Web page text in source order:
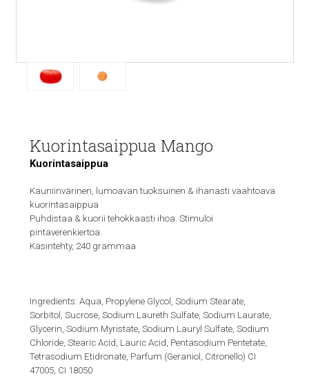
Kuorintasaippua Mango
Kuorintasaippua
Kauniinvärinen, lumoavan tuoksuinen & ihanasti vaahtoava
kuorintasaippua
Puhdistaa & kuorii tehokkaasti ihoa. Stimuloi
pintaverenkiertoa.
Käsintehty, 240 grammaa
Ingredients: Aqua, Propylene Glycol, Sodium Stearate,
Sorbitol, Sucrose, Sodium Laureth Sulfate, Sodium Laurate,
Glycerin, Sodium Myristate, Sodium Lauryl Sulfate, Sodium
Chloride, Stearic Acid, Lauric Acid, Pentasodium Pentetate,
Tetrasodium Etidronate, Parfum (Geraniol, Citronello) CI
47005, CI 18050